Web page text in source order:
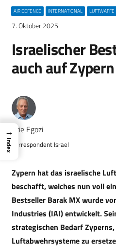
AIR DEFENCE INTERNATIONAL LUFTWAFFE
7. Oktober 2025
Israelischer
auch auf Zypern
Arie Egozi
Korrespondent Israel
Zypern hat das israelische
beschafft, welches nun voll
Bestseller Barak MX wurde
Industries (IAI) entwickelt.
strategischen Bedarf
Luftabwehrsysteme zu
→
Index